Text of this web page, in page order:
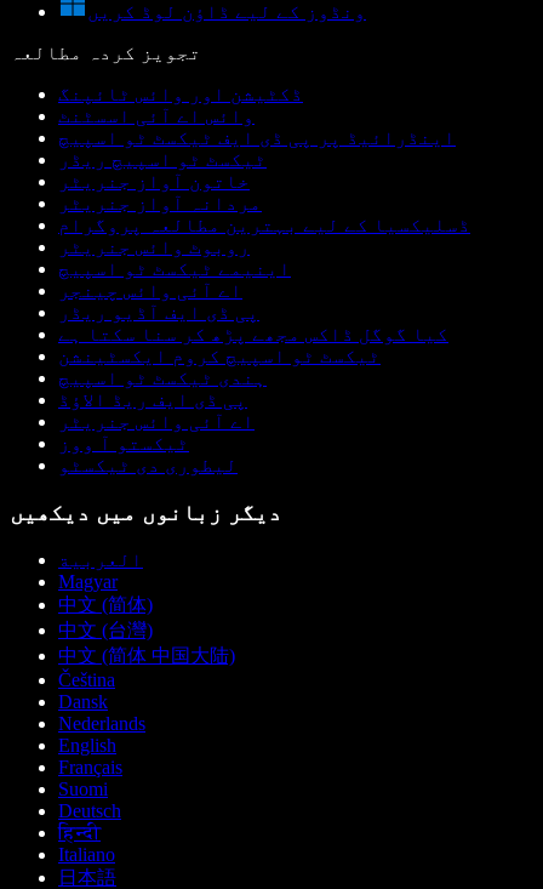
ونڈوز کے لیے ڈاؤن لوڈ کریں
تجویز کردہ مطالعہ
ڈکٹیشن اور وائس ٹائپنگ
وائس اے آئی اسسٹنٹ
اینڈرائیڈ پر پی ڈی ایف ٹیکسٹ ٹو اسپیچ
ٹیکسٹ ٹو اسپیچ ریڈر
خاتون آواز جنریٹر
مردانہ آواز جنریٹر
ڈسلیکسیا کے لیے بہترین مطالعہ پروگرام
روبوٹ وائس جنریٹر
اینیمے ٹیکسٹ ٹو اسپیچ
اے آئی وائس چینجر
پی ڈی ایف آڈیو ریڈر
کیا گوگل ڈاکس مجھے پڑھ کر سنا سکتا ہے
ٹیکسٹ ٹو اسپیچ کروم ایکسٹینشن
ہندی ٹیکسٹ ٹو اسپیچ
پی ڈی ایف ریڈ الاؤڈ
اے آئی وائس جنریٹر
ٹیکستو آ ووز
لیطوری دی ٹیکسٹو
دیگر زبانوں میں دیکھیں
العربية
Magyar
中文 (简体)
中文 (台灣)
中文 (简体 中国大陆)
Čeština
Dansk
Nederlands
English
Français
Suomi
Deutsch
हिन्दी
Italiano
日本語